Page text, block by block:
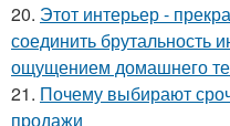
20. Этот интерьер -
соединить брутальность
ощущением домашнего
21. Почему выбирают
продажи